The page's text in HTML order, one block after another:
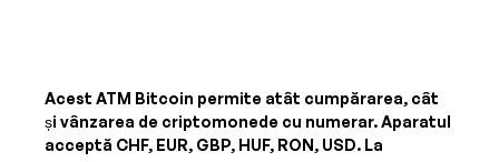
Acest ATM Bitcoin permite atât cumpărarea, cât
și vânzarea de criptomonede cu numerar. Aparatul
acceptă CHF, EUR, GBP, HUF, RON, USD. La